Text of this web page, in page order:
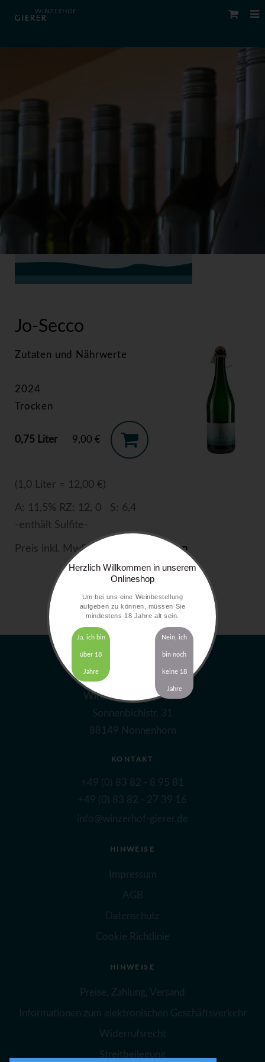
Jo-Secco
Zutaten und Nährwerte
2024
Trocken
0,75 Liter 9,00 €
(1,0 Liter = 12,00 €)
A: 11,5% RZ: 12, 0 S: 6,4
-enthält Sulfite-
Preis inkl. MwSt. zzgl. Versandkosten
Winzerhof Gierer GbR
Sonnenbichlstr. 31
88149 Nonnenhorn
KONTAKT
+49 (0) 83 82 - 8 95 81
+49 (0) 83 82 - 27 39 16
info@winzerhof-gierer.de
HINWEISE
Impressum
AGB
Datenschutz
Cookie Richtlinie
HINWEISE
Preise, Zahlung, Versand
Informationen zum elektronischen Geschäftsverkehr
Widerrufsrecht
Streitbeilegung
Herzlich Willkommen in unserem
Onlineshop
Um bei uns eine Weinbestellung
aufgeben zu können, müssen Sie
mindestens 18 Jahre alt sein.
Ja, ich bin
über 18
Jahre
Nein, ich
bin noch
keine 18
Jahre